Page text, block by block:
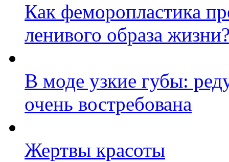
Как феморопластика
ленивого образа
В моде узкие губы:
очень востребована
Жертвы красоты